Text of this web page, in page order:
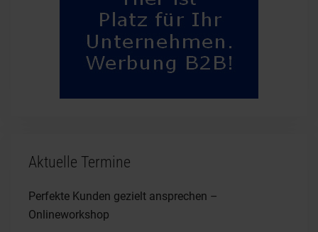
Aktuelle Termine
Perfekte Kunden gezielt ansprechen –
Onlineworkshop